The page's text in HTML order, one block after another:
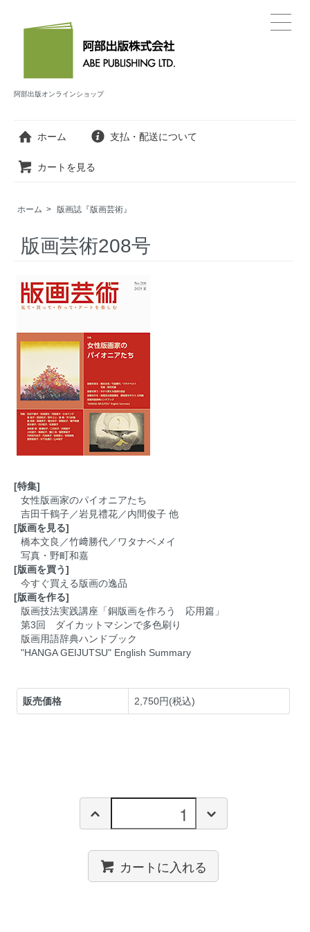
阿部出版オンラインショップ
ホーム 支払・配送について
カートを見る
ホーム > 版画誌『版画芸術』
版画芸術208号
[特集]
女性版画家のパイオニアたち
吉田千鶴子／岩見禮花／内間俊子 他
[版画を見る]
橋本文良／竹﨑勝代／ワタナベメイ
写真・野町和嘉
[版画を買う]
今すぐ買える版画の逸品
[版画を作る]
版画技法実践講座「銅版画を作ろう 応用篇」
第3回 ダイカットマシンで多色刷り
版画用語辞典ハンドブック
"HANGA GEIJUTSU" English Summary
販売価格 2,750円(税込)
カートに入れる